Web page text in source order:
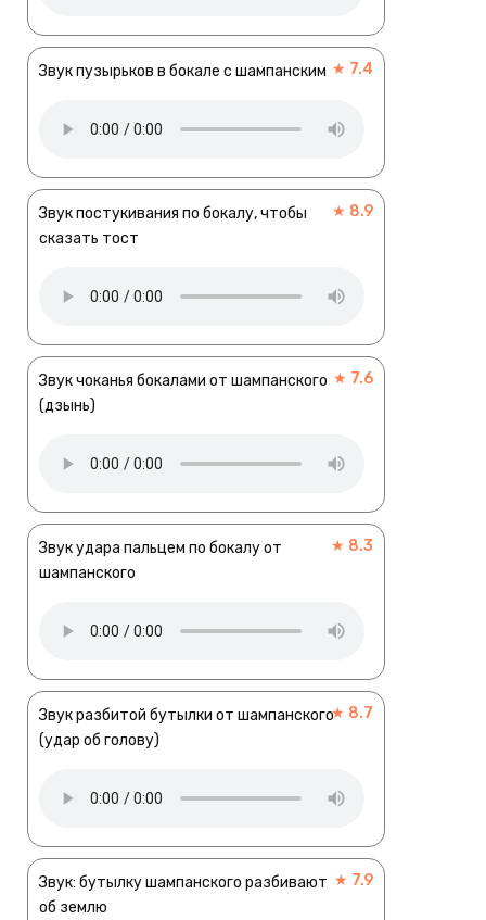
Звук пузырьков в бокале с шампанским ★ 7.4
Звук постукивания по бокалу, чтобы
сказать тост
★ 8.9
Звук чоканья бокалами от шампанского
(дзынь)
★ 7.6
Звук удара пальцем по бокалу от
шампанского
★ 8.3
Звук разбитой бутылки от шампанского
(удар об голову)
★ 8.7
Звук: бутылку шампанского разбивают
об землю
★ 7.9